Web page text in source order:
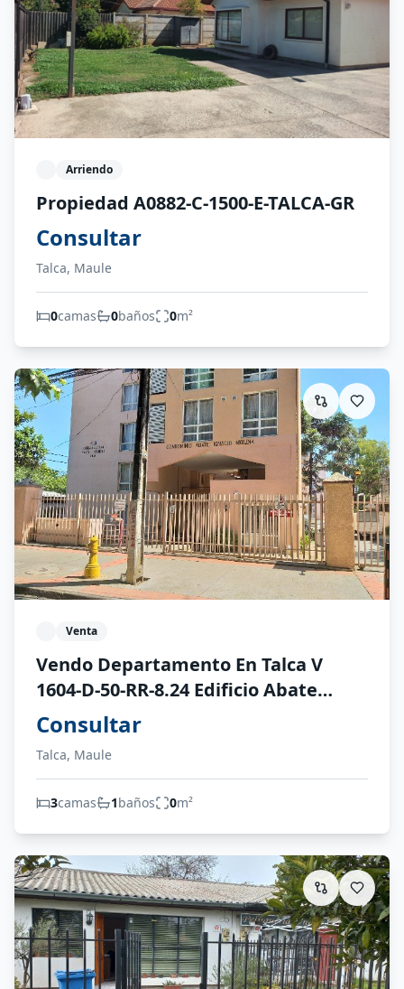
Arriendo
Propiedad A0882-C-1500-E-TALCA-GR
Consultar
Talca, Maule
0camas 0baños 0m²
Venta
Vendo Departamento En Talca V
1604-D-50-RR-8.24 Edificio Abate
Molina
Consultar
Talca, Maule
3camas 1baños 0m²